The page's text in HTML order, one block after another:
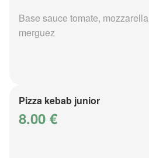
Base sauce tomate,
merguez
Pizza kebab junior
8.00 €